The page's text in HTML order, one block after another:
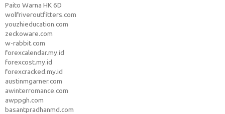
Paito Warna HK 6D
wolfriveroutfitters.com
youzhieducation.com
zeckoware.com
w-rabbit.com
forexcalendar.my.id
forexcost.my.id
forexcracked.my.id
austinmgarner.com
awinterromance.com
awppgh.com
basantpradhanmd.com